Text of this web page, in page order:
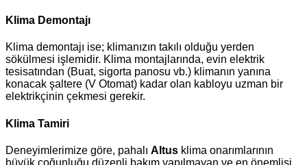
Klima Demontajı
Klima demontajı ise; klimanızın takılı olduğu yerden
sökülmesi işlemidir. Klima montajlarında, evin elektrik
tesisatından (Buat, sigorta panosu vb.) klimanın yanına
konacak şaltere (V Otomat) kadar olan kabloyu uzman bir
elektrikçinin çekmesi gerekir.
Klima Tamiri
Deneyimlerimize göre, pahalı Altus klima onarımlarının
büyük çoğunluğu düzenli bakım yapılmayan ve en önemlisi